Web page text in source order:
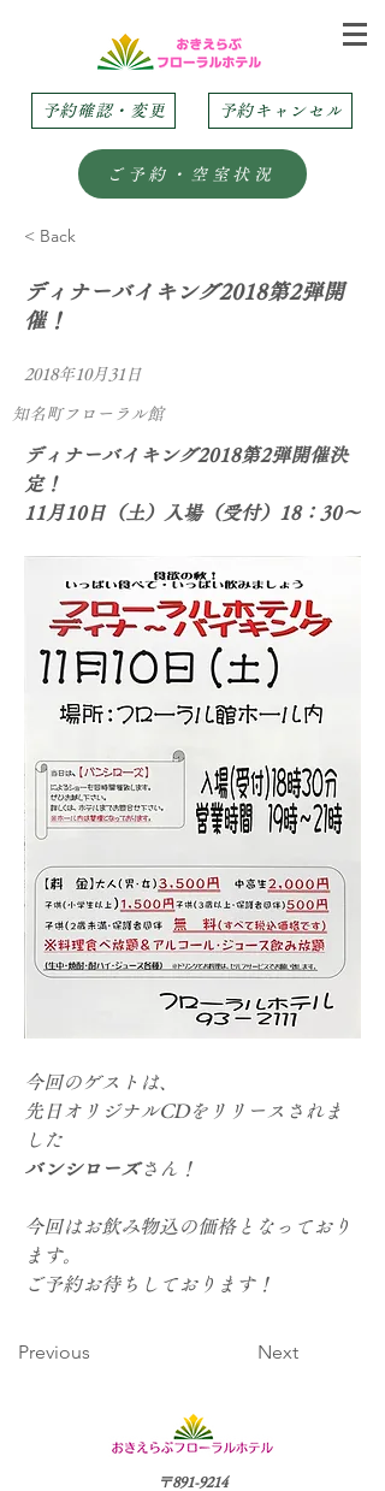
予約確認・変更 予約キャンセル
ご予約・空室状況
< Back
ディナーバイキング2018第2弾開
催！
2018年10月31日
知名町フローラル館
ディナーバイキング2018第2弾開催決
定！
11月10日（土）入場（受付）18：30～
今回のゲストは、
先日オリジナルCDをリリースされま
した
バンシローズさん！
今回はお飲み物込の価格となっており
ます。
ご予約お待ちしております！
Previous Next
〒891-9214